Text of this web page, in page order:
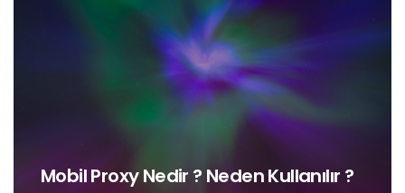
?
Software RAID Ve Hardware
Karşılaştırması